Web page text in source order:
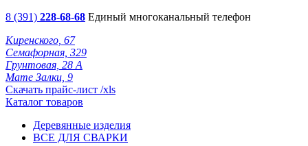
8 (391) 228-68-68 Единый многоканальный телефон
Киренского, 67
Семафорная, 329
Грунтовая, 28 А
Мате Залки, 9
Скачать прайс-лист /xls
Каталог товаров
Деревянные изделия
ВСЕ ДЛЯ СВАРКИ